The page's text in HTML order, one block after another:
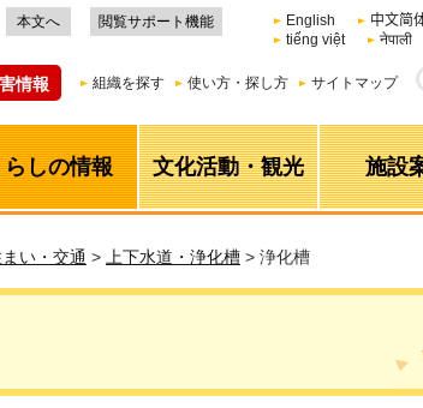
本文へ 閲覧サポート機能 English 中文简
tiếng việt
नेपाली
情報 組織を探す 使い方・探し方 サイトマップ
らしの情報 文化活動・観光 施設
い・交通 > 上下水道・浄化槽 > 浄化槽